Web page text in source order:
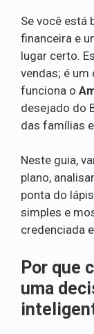
Se você está
financeira e
lugar certo.
vendas; é
funciona o
desejado do
das famílias
Neste guia,
plano,
ponta do
simples e
credenciada
Por que
uma